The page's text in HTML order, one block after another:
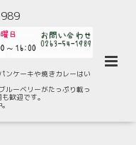
ンケーキや焼きカレーはい
ルーベリーがたっぷり載っ
歓迎です。